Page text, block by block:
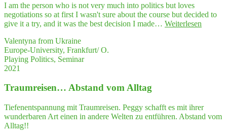
I am the person who is not very much into politics but loves
negotiations so at first I wasn't sure about the course but decided to
give it a try, and it was the best decision I made… Weiterlesen
ring
Course"
Valentyna from Ukraine
Europe-University, Frankfurt/ O.
Playing Politics, Seminar
2021
Traum­rei­sen… Abstand vom Alltag
Tiefenentspannung mit Traumreisen. Peggy schafft es mit ihrer
wunderbaren Art einen in andere Welten zu entführen. Abstand vom
Alltag!!